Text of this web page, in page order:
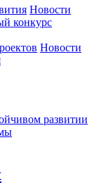
Новости
конкурс
Новости
развитии